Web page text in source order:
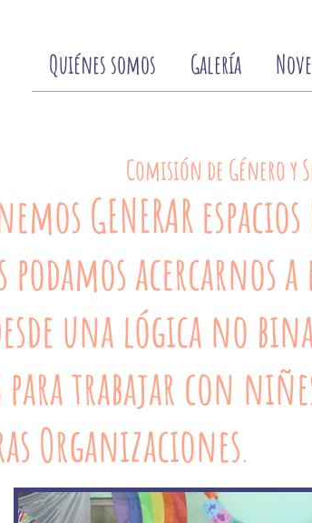
Quiénes somos Galería
Comisión de Género y
GENERAR
podamos acercarnos
una lógica no
para trabajar con
Organizaciones.